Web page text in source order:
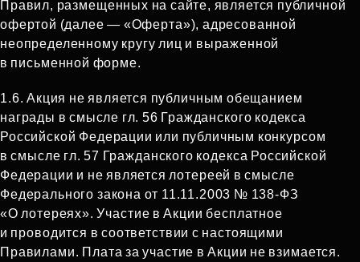
Правил, размещенных на сайте, является публичной
офертой (далее — «Оферта»), адресованной
неопределенному кругу лиц и выраженной
в письменной форме.
1.6. Акция не является публичным обещанием
награды в смысле гл. 56 Гражданского кодекса
Российской Федерации или публичным конкурсом
в смысле гл. 57 Гражданского кодекса Российской
Федерации и не является лотереей в смысле
Федерального закона от 11.11.2003 № 138‑ФЗ
«О лотереях». Участие в Акции бесплатное
и проводится в соответствии с настоящими
Правилами. Плата за участие в Акции не взимается.